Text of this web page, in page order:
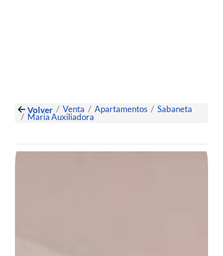
Volver Venta Apartamentos Sabaneta
Maria Auxiliadora